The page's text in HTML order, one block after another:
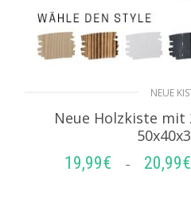
NEUE
Neue Holzkiste
19,99€ – 20,99€